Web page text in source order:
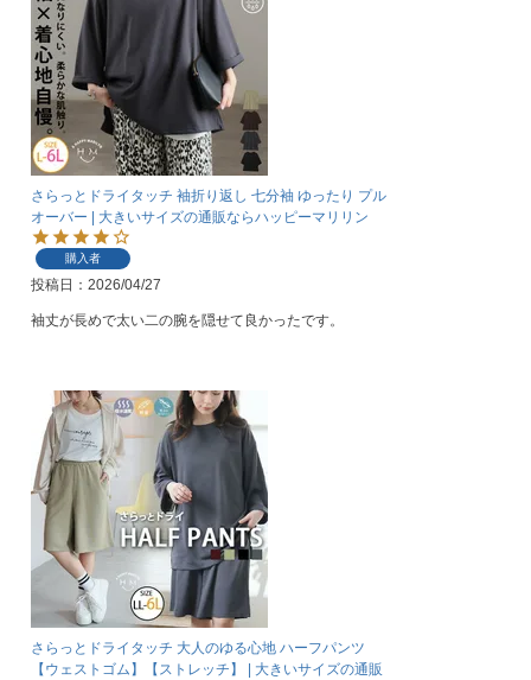
さらっとドライタッチ 袖折り返し 七分袖 ゆったり プル
オーバー | 大きいサイズの通販ならハッピーマリリン
購入者
投稿日 2026/04/27
さらっとドライタッチ 大人のゆる心地 ハーフパンツ
【ウェストゴム】【ストレッチ】 | 大きいサイズの通販